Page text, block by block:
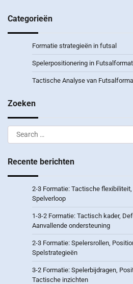
Categorieën
Formatie strategieën in futsal
Spelerpositionering in
Tactische Analyse van
Zoeken
Search
for:
Recente berichten
2-3 Formatie: Tactische
Spelverloop
1-3-2 Formatie: Tactisch kader,
Aanvallende ondersteuning
2-3 Formatie: Spelersrollen,
Spelstrategieën
3-2 Formatie: Spelerbijdragen,
Tactische inzichten